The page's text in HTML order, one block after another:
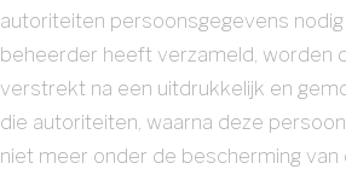
autoriteiten persoonsgegevens
beheerder heeft verzameld, worden
verstrekt na een uitdrukkelijk en
die autoriteiten, waarna deze
niet meer onder de bescherming van